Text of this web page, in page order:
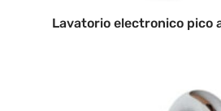
Lavatorio electronico pico